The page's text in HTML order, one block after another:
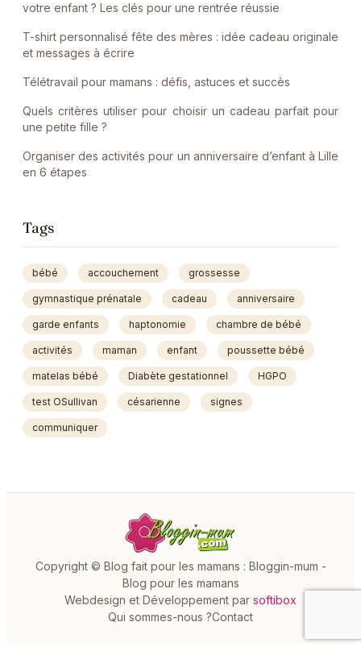
votre enfant ? Les clés pour une rentrée réussie
T-shirt personnalisé fête des mères : idée cadeau originale
et messages à écrire
Télétravail pour mamans : défis, astuces et succès
Quels critères utiliser pour choisir un cadeau parfait pour
une petite fille ?
Organiser des activités pour un anniversaire d’enfant à Lille
en 6 étapes
Tags
bébé accouchement grossesse
gymnastique prénatale cadeau anniversaire
garde enfants haptonomie chambre de bébé
activités maman enfant poussette bébé
matelas bébé Diabète gestationnel HGPO
test OSullivan césarienne signes
communiquer
Copyright © Blog fait pour les mamans : Bloggin-mum -
Blog pour les mamans
Webdesign et Développement par softibox
Qui sommes-nous ?Contact